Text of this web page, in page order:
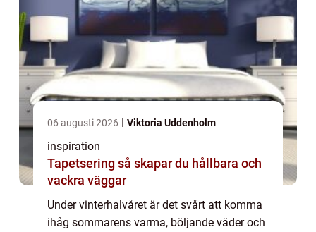
06 augusti 2026 Viktoria Uddenholm
inspiration
Tapetsering så skapar du hållbara och
vackra väggar
Under vinterhalvåret är det svårt att komma
ihåg sommarens varma, böljande väder och